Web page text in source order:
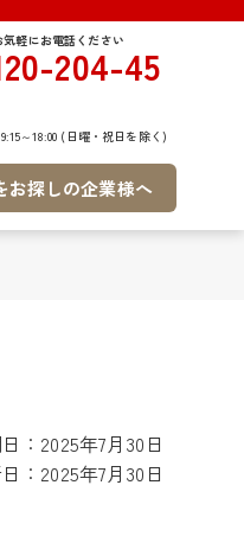
気軽にお電話ください
204-45
9:15～18:00 (日曜・祝日を除く)
お探しの企業様へ
：2025年7月30日
：2025年7月30日